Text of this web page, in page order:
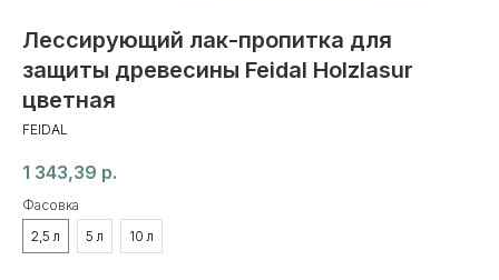
Лессирующий лак-пропитка для
защиты древесины Feidal Holzlasur
цветная
FEIDAL
1 343,39 р.
Фасовка
2,5 л
5 л 10 л